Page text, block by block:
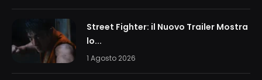
Street Fighter: il Nuovo Trailer Mostra
lo...
1 Agosto 2026